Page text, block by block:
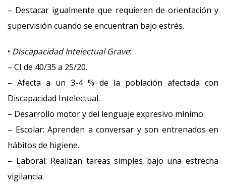
– Destacar igualmente que requieren de orientación y
supervisión cuando se encuentran bajo estrés.
• Discapacidad Intelectual Grave:
– CI de 40/35 a 25/20.
– Afecta a un 3-4 % de la población afectada con
Discapacidad Intelectual.
– Desarrollo motor y del lenguaje expresivo mínimo.
– Escolar: Aprenden a conversar y son entrenados en
hábitos de higiene.
– Laboral: Realizan tareas simples bajo una estrecha
vigilancia.